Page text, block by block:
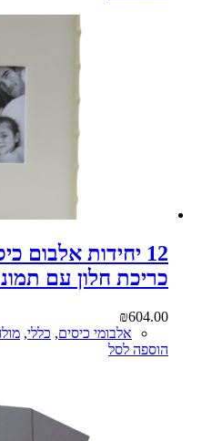
כריכת חלון עם
₪604.00
אלבומי כיסים, כללי,
הוספה לסל